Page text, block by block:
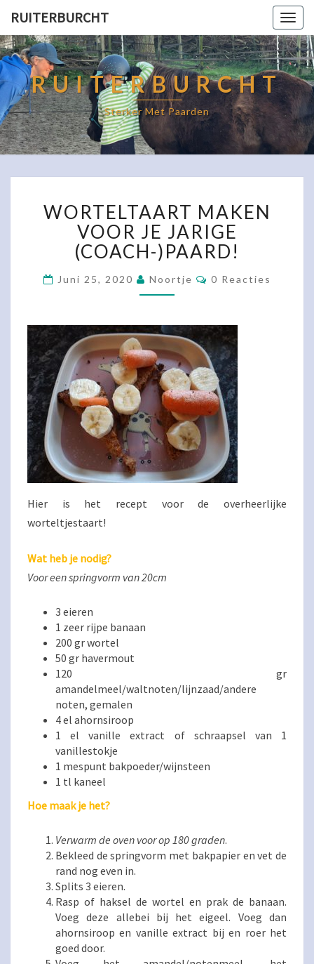
RUITERBURCHT
RUITERBURCHT
Sterker Met Paarden
MAKEN
VOOR
JE
JARIGE
(COACH-)PAARD!
WORTELTAART MAKEN
VOOR JE JARIGE
(COACH-)PAARD!
Juni 25, 2020 Noortje Reacties
0 Reacties
Hier is het recept voor de overheerlijke
worteltjestaart!
Wat heb je nodig?
Voor een springvorm van 20cm
3 eieren
1 zeer rijpe banaan
200 gr wortel
50 gr havermout
120 gr
amandelmeel/waltnoten/lijnzaad/andere
noten, gemalen
4 el ahornsiroop
1 el vanille extract of schraapsel van 1
vanillestokje
1 mespunt bakpoeder/wijnsteen
1 tl kaneel
Hoe maak je het?
Verwarm de oven voor op 180 graden.
Bekleed de springvorm met bakpapier en vet de
rand nog even in.
Splits 3 eieren.
Rasp of haksel de wortel en prak de banaan.
Voeg deze allebei bij het eigeel. Voeg dan
ahornsiroop en vanille extract bij en roer het
goed door.